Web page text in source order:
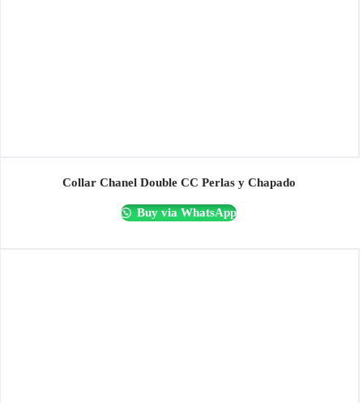
Collar Chanel Double CC Perlas y Chapado
Buy via WhatsApp